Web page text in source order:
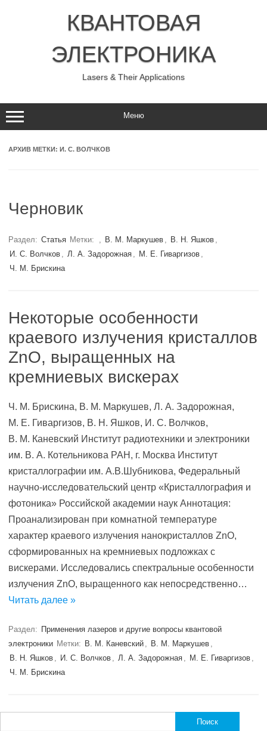
КВАНТОВАЯ
ЭЛЕКТРОНИКА
Lasers & Their Applications
Меню
АРХИВ МЕТКИ: И. С. ВОЛЧКОВ
Черновик
Раздел: Статья Метки: , В. М. Маркушев , В. Н. Яшков ,
И. С. Волчков , Л. А. Задорожная , М. Е. Гиваргизов ,
Ч. М. Брискина
Некоторые особенности
краевого излучения кристаллов
ZnO, выращенных на
кремниевых вискерах
Ч. М. Брискина, В. М. Маркушев, Л. А. Задорожная,
М. Е. Гиваргизов, В. Н. Яшков, И. С. Волчков,
В. М. Каневский Институт радиотехники и электроники
им. В. А. Котельникова РАН, г. Москва Институт
кристаллографии им. А.В.Шубникова, Федеральный
научно-исследовательский центр «Кристаллография и
фотоника» Российской академии наук Аннотация:
Проанализирован при комнатной температуре
характер краевого излучения нанокристаллов ZnO,
сформированных на кремниевых подложках с
вискерами. Исследовались спектральные особенности
излучения ZnO, выращенного как непосредственно…
Читать далее »
Раздел: Применения лазеров и другие вопросы квантовой
электроники Метки: В. М. Каневский , В. М. Маркушев ,
В. Н. Яшков , И. С. Волчков , Л. А. Задорожная , М. Е. Гиваргизов ,
Ч. М. Брискина